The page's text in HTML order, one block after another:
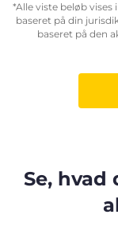
*Alle viste beløb
baseret på din
baseret på den
Se, hvad